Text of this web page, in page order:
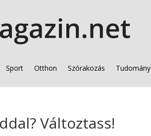
Sport Otthon Szórakozás Tudomány
Változtass!